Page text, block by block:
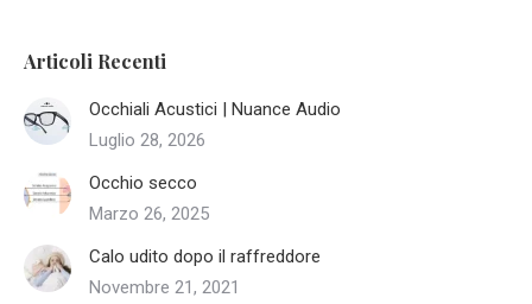
Articoli Recenti
Occhiali Acustici | Nuance Audio
Luglio 28, 2026
Occhio secco
Marzo 26, 2025
Calo udito dopo il raffreddore
Novembre 21, 2021